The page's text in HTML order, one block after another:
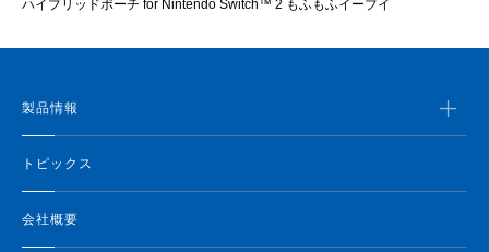
ハイブリッドポーチ for Nintendo Switch™ 2 もふもふイーブイ
製品情報
トピックス
会社概要